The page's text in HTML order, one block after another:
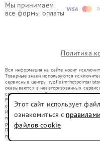
Мы принимаем
все формы оплаты
Политика
Вся информация на сайте носит
Товарные знаки используются
сервисные центры ryz.fixim-
оказываются в неавторизованных
связаны с правообладателями товарных
Ремонт осуществляется для устройств,
со статьей 1487 ГК РФ.
Использование товарных знаков не
потребителей в заблуждение, а служит
ремонту техники указанных брендов.
Представленная на сайте информация не
положениями Статьи 437(2) Гражданского
Этот сайт использует
ознакомиться с
файлов cookie